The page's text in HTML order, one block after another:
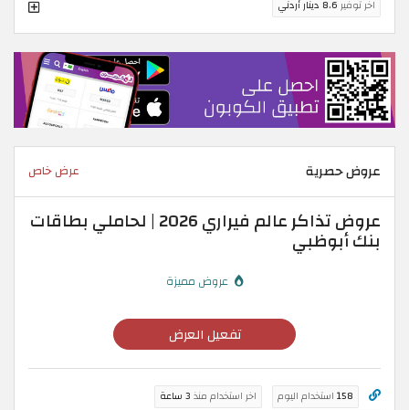
اخر توفير 8.6 دينار أردني
عروض حصرية عرض خاص
عروض تذاكر عالم فيراري 2026 | لحاملي بطاقات
بنك أبوظبي
عروض مميزة
تفعيل العرض
158 استخدام اليوم اخر استخدام منذ 3 ساعة